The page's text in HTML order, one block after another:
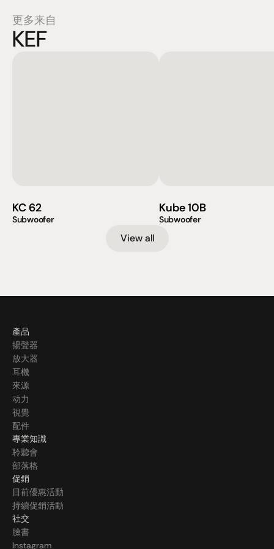
更多来自
KEF
KC 62
Subwoofer
Kube 10B
Subwoofer
View all
產品
揚聲器
放大器
耳機
來源
动力
視覺
配件
專業知識
聆聽會
部落格
促銷
目前優惠活動
持續促銷活動
社交
臉書
Instagram